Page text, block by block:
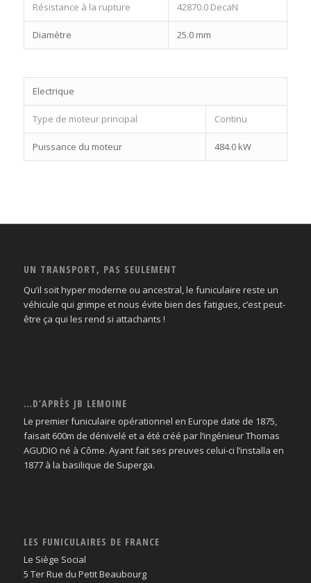
Résistance à la rupture 42870.0 DecaN
Diamètre 25.0 mm
Electrique
Type de moteur principal Continu
Puissance du moteur 484.0 kW
UN TRANSPORT, PAS SEULEMENT
Qu’il soit hyper moderne ou ancestral, le funiculaire reste un
véhicule qui grimpe et nous évite bien des fatigues, c’est peut-
être ça qui les rend si attachants !
…D’APRÈS JB LEMOINE
Le premier funiculaire opérationnel en Europe date de 1875,
faisait 600m de dénivelé et a été créé par l’ingénieur Thomas
AGUDIO né à Côme. Ayant fait ses preuves celui-ci l’installa en
1877 à la basilique de Superga.
LES FUNICULAIRES DE FRANCE
Le Siège Social
5 Ter Rue du Petit Beaubourg